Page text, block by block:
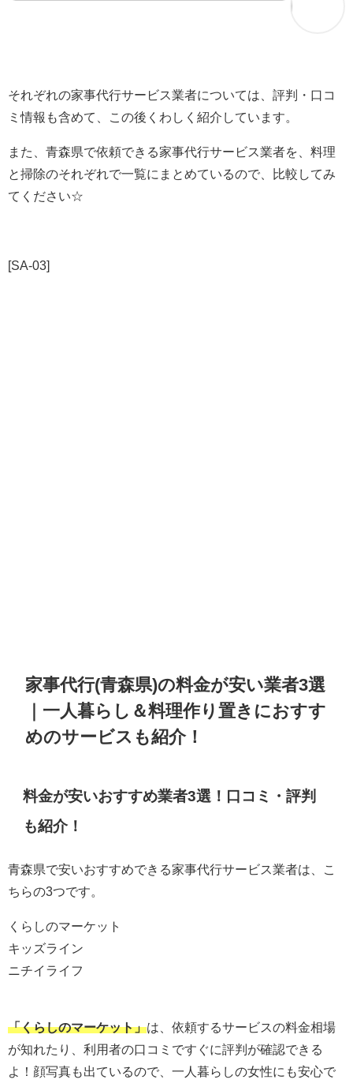
それぞれの家事代行サービス業者については、評判・口コ
ミ情報も含めて、この後くわしく紹介しています。
また、青森県で依頼できる家事代行サービス業者を、料理
と掃除のそれぞれで一覧にまとめているので、比較してみ
てください☆
[SA-03]
家事代行(青森県)の料金が安い業者3選
｜一人暮らし＆料理作り置きにおすす
めのサービスも紹介！
料金が安いおすすめ業者3選！口コミ・評判
も紹介！
青森県で安いおすすめできる家事代行サービス業者は、こ
ちらの3つです。
くらしのマーケット
キッズライン
ニチイライフ
「くらしのマーケット」は、依頼するサービスの料金相場
が知れたり、利用者の口コミですぐに評判が確認できる
よ！顔写真も出ているので、一人暮らしの女性にも安心で